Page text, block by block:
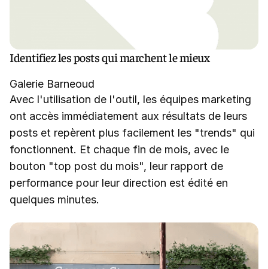
Identifiez les posts qui marchent le mieux
Galerie Barneoud
Avec l'utilisation de l'outil, les équipes marketing
ont accès immédiatement aux résultats de leurs
posts et repèrent plus facilement les "trends" qui
fonctionnent. Et chaque fin de mois, avec le
bouton "top post du mois", leur rapport de
performance pour leur direction est édité en
quelques minutes.